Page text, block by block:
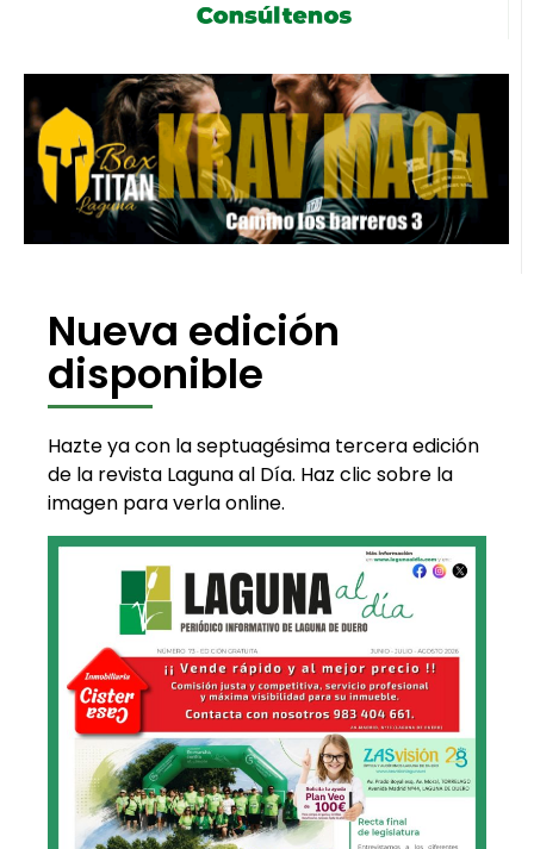
Nueva edición
disponible
Hazte ya con la septuagésima tercera edición
de la revista Laguna al Día. Haz clic sobre la
imagen para verla online.